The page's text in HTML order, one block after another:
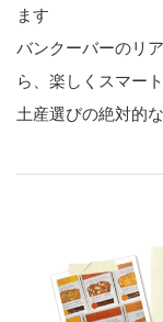
ます
バンクーバーのリ
ら、楽しくスマー
土産選びの絶対的な